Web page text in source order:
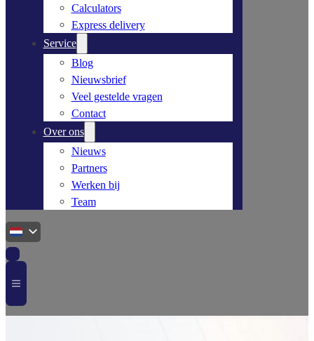
Calculators
Express delivery
Service
Blog
Nieuwsbrief
Veel gestelde vragen
Contact
Over ons
Nieuws
Partners
Werken bij
Team